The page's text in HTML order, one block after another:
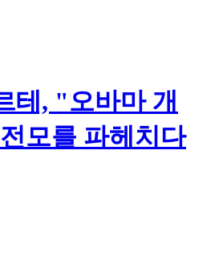
테, "오바마 개
모를 파헤치다